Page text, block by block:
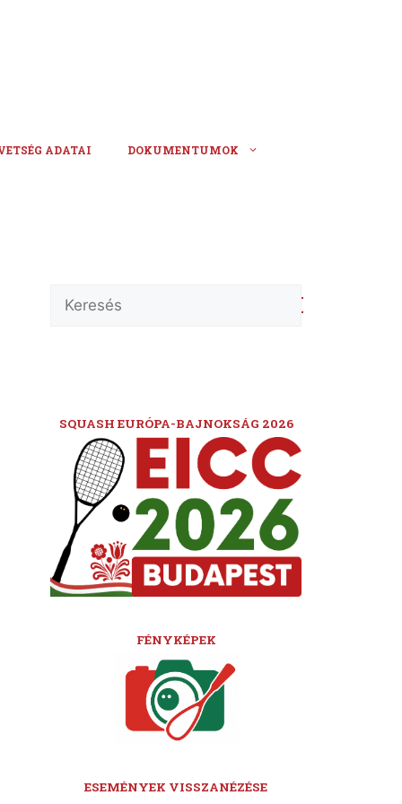
ADATAI DOKUMENTUMOK
SQUASH EURÓPA-BAJNOKSÁG 2026
FÉNYKÉPEK
ESEMÉNYEK VISSZANÉZÉSE